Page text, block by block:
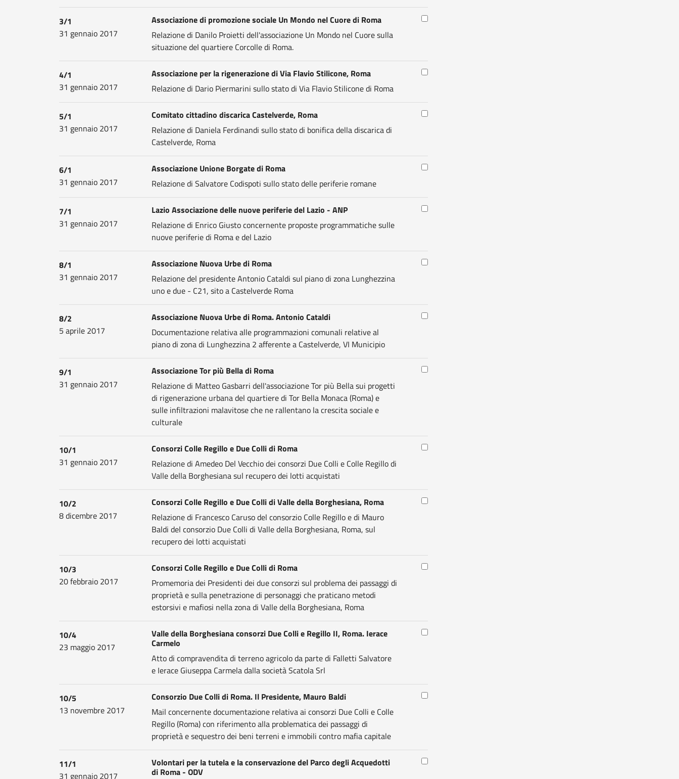
3/1
31 gennaio 2017
Associazione di promozione sociale Un Mondo nel Cuore di Roma
Relazione di Danilo Proietti dell'associazione Un Mondo nel Cuore sulla
situazione del quartiere Corcolle di Roma.
4/1
31 gennaio 2017
Associazione per la rigenerazione di Via Flavio Stilicone, Roma
Relazione di Dario Piermarini sullo stato di Via Flavio Stilicone di Roma
5/1
31 gennaio 2017
Comitato cittadino discarica Castelverde, Roma
Relazione di Daniela Ferdinandi sullo stato di bonifica della discarica di
Castelverde, Roma
6/1
31 gennaio 2017
Associazione Unione Borgate di Roma
Relazione di Salvatore Codispoti sullo stato delle periferie romane
7/1
31 gennaio 2017
Lazio Associazione delle nuove periferie del Lazio - ANP
Relazione di Enrico Giusto concernente proposte programmatiche sulle
nuove periferie di Roma e del Lazio
8/1
31 gennaio 2017
Associazione Nuova Urbe di Roma
Relazione del presidente Antonio Cataldi sul piano di zona Lunghezzina
uno e due - C21, sito a Castelverde Roma
8/2
5 aprile 2017
Associazione Nuova Urbe di Roma. Antonio Cataldi
Documentazione relativa alle programmazioni comunali relative al
piano di zona di Lunghezzina 2 afferente a Castelverde, VI Municipio
9/1
31 gennaio 2017
Associazione Tor più Bella di Roma
Relazione di Matteo Gasbarri dell'associazione Tor più Bella sui progetti
di rigenerazione urbana del quartiere di Tor Bella Monaca (Roma) e
sulle infiltrazioni malavitose che ne rallentano la crescita sociale e
culturale
10/1
31 gennaio 2017
Consorzi Colle Regillo e Due Colli di Roma
Relazione di Amedeo Del Vecchio dei consorzi Due Colli e Colle Regillo di
Valle della Borghesiana sul recupero dei lotti acquistati
10/2
8 dicembre 2017
Consorzi Colle Regillo e Due Colli di Valle della Borghesiana, Roma
Relazione di Francesco Caruso del consorzio Colle Regillo e di Mauro
Baldi del consorzio Due Colli di Valle della Borghesiana, Roma, sul
recupero dei lotti acquistati
10/3
20 febbraio 2017
Consorzi Colle Regillo e Due Colli di Roma
Promemoria dei Presidenti dei due consorzi sul problema dei passaggi di
proprietà e sulla penetrazione di personaggi che praticano metodi
estorsivi e mafiosi nella zona di Valle della Borghesiana, Roma
10/4
23 maggio 2017
Valle della Borghesiana consorzi Due Colli e Regillo II, Roma. Ierace
Carmelo
Atto di compravendita di terreno agricolo da parte di Falletti Salvatore
e Ierace Giuseppa Carmela dalla società Scatola Srl
10/5
13 novembre 2017
Consorzio Due Colli di Roma. Il Presidente, Mauro Baldi
Mail concernente documentazione relativa ai consorzi Due Colli e Colle
Regillo (Roma) con riferimento alla problematica dei passaggi di
proprietà e sequestro dei beni terreni e immobili contro mafia capitale
11/1
31 gennaio 2017
Volontari per la tutela e la conservazione del Parco degli Acquedotti
di Roma - ODV